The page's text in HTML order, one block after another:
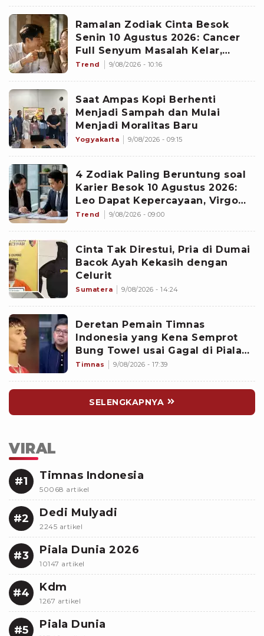
Ramalan Zodiak Cinta Besok
Senin 10 Agustus 2026: Cancer
Full Senyum Masalah Kelar,
Scorpio Awas Terprovokasi
Trend 9/08/2026 - 10:16
Saat Ampas Kopi Berhenti
Menjadi Sampah dan Mulai
Menjadi Moralitas Baru
Yogyakarta 9/08/2026 - 09:15
4 Zodiak Paling Beruntung soal
Karier Besok 10 Agustus 2026:
Leo Dapat Kepercayaan, Virgo
Makin Diperhitungkan
Trend 9/08/2026 - 09:00
Cinta Tak Direstui, Pria di Dumai
Bacok Ayah Kekasih dengan
Celurit
Sumatera 9/08/2026 - 14:24
Deretan Pemain Timnas
Indonesia yang Kena Semprot
Bung Towel usai Gagal di Piala
AFF 2026
Timnas 9/08/2026 - 17:39
SELENGKAPNYA
VIRAL
#1 Timnas Indonesia
50068 artikel
#2 Dedi Mulyadi
2245 artikel
#3 Piala Dunia 2026
10147 artikel
#4 Kdm
1267 artikel
#5 Piala Dunia